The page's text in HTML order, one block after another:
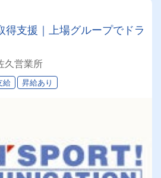
得支援｜上場グループでドラ
営業所
給 昇給あり